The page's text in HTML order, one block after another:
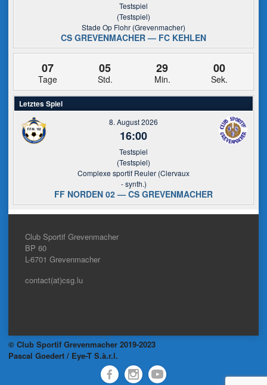
Testspiel
(Testspiel)
Stade Op Flohr (Grevenmacher)
CS GREVENMACHER — FC KEHLEN
07
Tage
05
Std.
29
Min.
00
Sek.
Letztes Spiel
8. August 2026
16:00
Testspiel
(Testspiel)
Complexe sportif Reuler (Clervaux
- synth.)
FF NORDEN 02 — CS GREVENMACHER
Club Sportif Grevenmacher
BP 60
L-6701 Grevenmacher
contact(at)csg.lu
© Club Sportif Grevenmacher 2019-2023
Pascal Goedert / Eye-T S.à.r.l.